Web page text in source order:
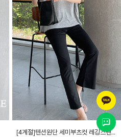
[4계절]텐션원단 세미부츠컷 레깅스팬